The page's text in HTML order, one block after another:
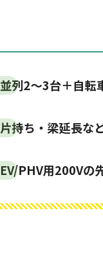
並列2～3台＋自転
片持ち・梁延長な
EV/PHV用200Vの